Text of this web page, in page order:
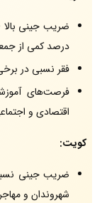
ضریب جینی
درصد کمی از
فقر نسبی در
فرصت‌های
اقتصادی و
کویت:
ضریب جینی
شهروندان و